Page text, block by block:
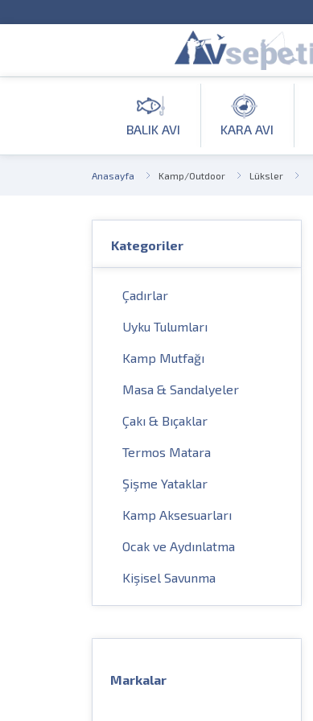
BALIK AVI KARA AVI
Anasayfa Kamp/Outdoor Lüksler
Kategoriler
Çadırlar
Uyku Tulumları
Kamp Mutfağı
Masa & Sandalyeler
Çakı & Bıçaklar
Termos Matara
Şişme Yataklar
Kamp Aksesuarları
Ocak ve Aydınlatma
Kişisel Savunma
Markalar